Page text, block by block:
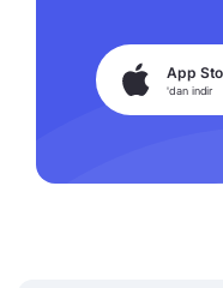
App
'dan indir